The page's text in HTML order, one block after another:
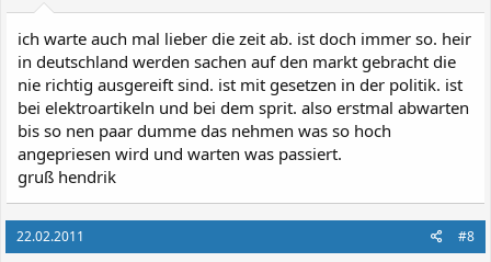
ich warte auch mal lieber die zeit ab. ist doch immer so. heir
in deutschland werden sachen auf den markt gebracht die
nie richtig ausgereift sind. ist mit gesetzen in der politik. ist
bei elektroartikeln und bei dem sprit. also erstmal abwarten
bis so nen paar dumme das nehmen was so hoch
angepriesen wird und warten was passiert.
gruß hendrik
22.02.2011 #8